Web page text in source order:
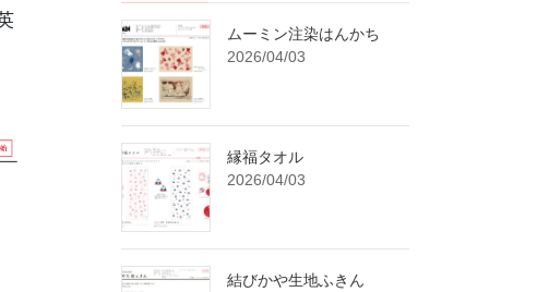
ムーミン注染はんかち
2026/04/03
縁福タオル
2026/04/03
結びかや生地ふきん